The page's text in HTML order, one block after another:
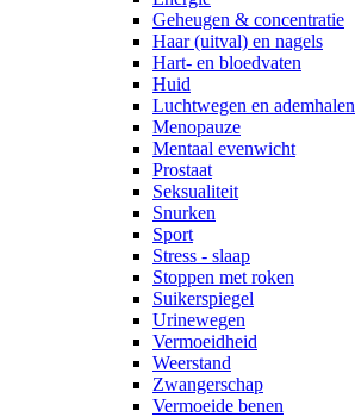
Geheugen & concentratie
Haar (uitval) en nagels
Hart- en bloedvaten
Huid
Luchtwegen en ademhalen
Menopauze
Mentaal evenwicht
Prostaat
Seksualiteit
Snurken
Sport
Stress - slaap
Stoppen met roken
Suikerspiegel
Urinewegen
Vermoeidheid
Weerstand
Zwangerschap
Vermoeide benen